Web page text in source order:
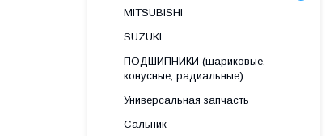
MITSUBISHI
SUZUKI
ПОДШИПНИКИ (шариковые,
конусные, радиальные)
Универсальная запчасть
Сальник